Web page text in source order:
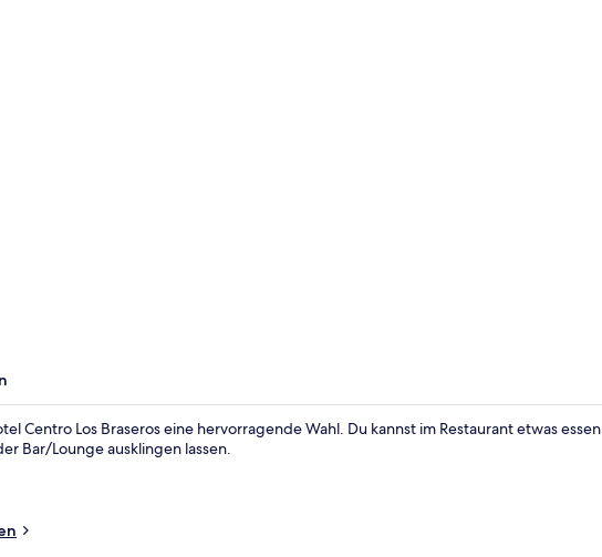
Centro Los Braseros eine hervorragende Wahl. Du kannst im Restaurant etwas essen
Bar/Lounge ausklingen lassen.